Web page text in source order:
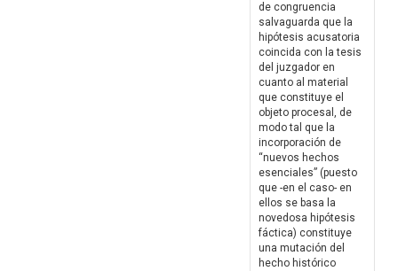
de congruencia
salvaguarda que la
hipótesis acusatoria
coincida con la tesis
del juzgador en
cuanto al material
que constituye el
objeto procesal, de
modo tal que la
incorporación de
“nuevos hechos
esenciales” (puesto
que -en el caso- en
ellos se basa la
novedosa hipótesis
fáctica) constituye
una mutación del
hecho histórico